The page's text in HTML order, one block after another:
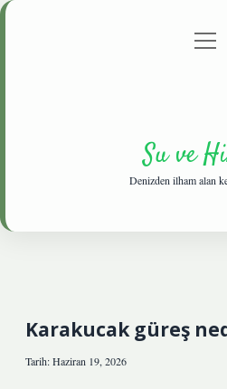
Gizlilik
Su ve
Denizden ilham alan
Karakucak güreş
Tarih: Haziran 19, 2026